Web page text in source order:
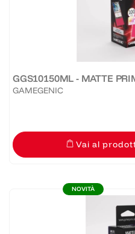
GGS10150ML - MATTE
GAMEGENIC
Vai al
NOVITÀ